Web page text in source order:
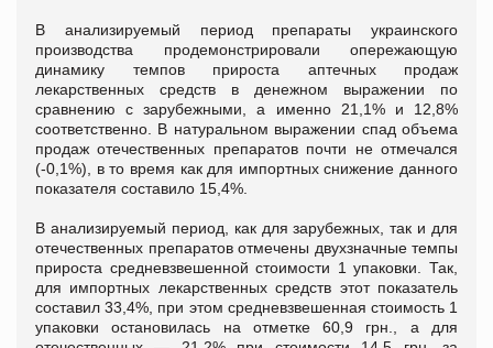
В анализируемый период препараты украинского
производства продемонстрировали опережающую
динамику темпов прироста аптечных продаж
лекарственных средств в денежном выражении по
сравнению с зарубежными, а именно 21,1% и 12,8%
соответственно. В натуральном выражении спад объема
продаж отечественных препаратов почти не отмечался
(-0,1%), в то время как для импортных снижение данного
показателя составило 15,4%.
В анализируемый период, как для зарубежных, так и для
отечественных препаратов отмечены двухзначные темпы
прироста средневзвешенной стоимости 1 упаковки. Так,
для импортных лекарственных средств этот показатель
составил 33,4%, при этом средневзвешенная стоимость 1
упаковки остановилась на отметке 60,9 грн., а для